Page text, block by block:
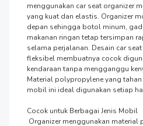
menggunakan car seat organizer
yang kuat dan elastis. Organizer
depan sehingga botol minum,
makanan ringan tetap tersimpan
selama perjalanan. Desain car
fleksibel membuatnya cocok
kendaraan tanpa mengganggu
Material polypropylene yang
mobil ini ideal digunakan setiap
Cocok untuk Berbagai Jenis Mobil